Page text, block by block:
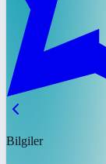
Bilgiler